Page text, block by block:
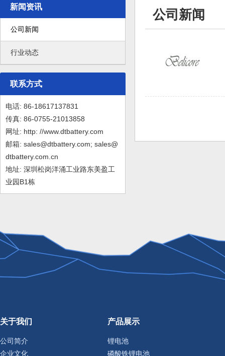
新闻资讯
公司新闻
行业动态
联系方式
电话: 86-18617137831
传真: 86-0755-21013858
网址: http: //www.dtbattery.com
邮箱: sales@dtbattery.com; sales@
dtbattery.com.cn
地址: 深圳松岗洋涌工业路东美盈工
业园B1栋
公司新闻
关于我们
公司简介
企业文化
产品展示
锂电池
磷酸铁锂电池